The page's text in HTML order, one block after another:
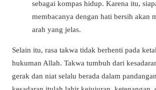
sebagai kompas hidup. Karena itu,
membacanya dengan hati bersih akan
arah yang jelas.
Selain itu, rasa takwa tidak berhenti pada
hukuman Allah. Takwa tumbuh dari
gerak dan niat selalu berada dalam